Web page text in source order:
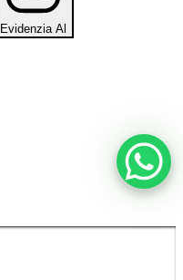
Evidenzia Al